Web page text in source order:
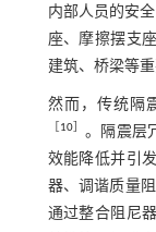
内部人员的安全
座、摩擦摆支
建筑、桥梁等
然而，传统隔
10］ 。隔震层
效能降低并引
器、调谐质量
通过整合阻尼